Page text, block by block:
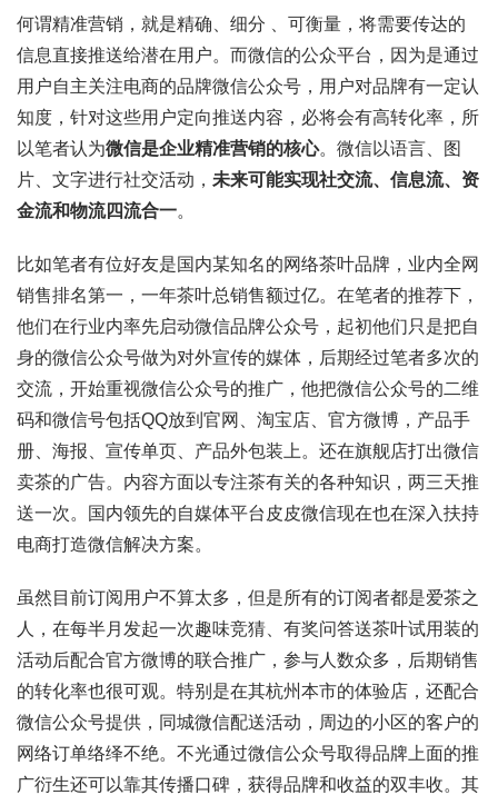
何谓精准营销，就是精确、细分 、可衡量，将需要传达的
信息直接推送给潜在用户。而微信的公众平台，因为是通过
用户自主关注电商的品牌微信公众号，用户对品牌有一定认
知度，针对这些用户定向推送内容，必将会有高转化率，所
以笔者认为微信是企业精准营销的核心。微信以语言、图
片、文字进行社交活动， 未来可能实现社交流、信息流、资
金流和物流四流合一。
比如笔者有位好友是国内某知名的网络茶叶品牌，业内全网
销售排名第一，一年茶叶总销售额过亿。在笔者的推荐下，
他们在行业内率先启动微信品牌公众号，起初他们只是把自
身的微信公众号做为对外宣传的媒体，后期经过笔者多次的
交流，开始重视微信公众号的推广，他把微信公众号的二维
码和微信号包括QQ放到官网、淘宝店、官方微博，产品手
册、海报、宣传单页、产品外包装上。还在旗舰店打出微信
卖茶的广告。内容方面以专注茶有关的各种知识，两三天推
送一次。国内领先的自媒体平台皮皮微信现在也在深入扶持
电商打造微信解决方案。
虽然目前订阅用户不算太多，但是所有的订阅者都是爱茶之
人，在每半月发起一次趣味竞猜、有奖问答送茶叶试用装的
活动后配合官方微博的联合推广，参与人数众多，后期销售
的转化率也很可观。特别是在其杭州本市的体验店，还配合
微信公众号提供，同城微信配送活动，周边的小区的客户的
网络订单络绎不绝。不光通过微信公众号取得品牌上面的推
广衍生还可以靠其传播口碑，获得品牌和收益的双丰收。其